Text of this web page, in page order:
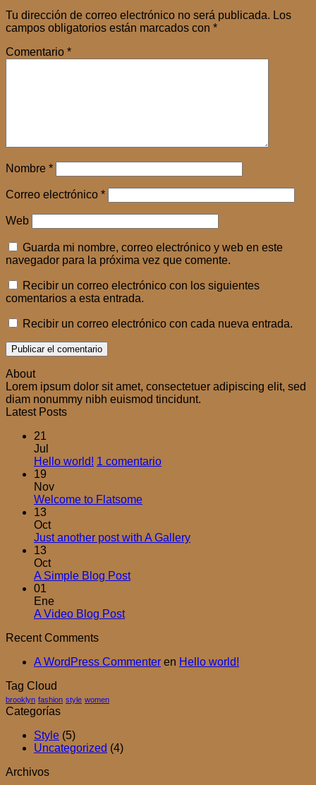
Tu dirección de correo electrónico no será publicada. Los
campos obligatorios están marcados con *
Comentario *
Nombre *
Correo electrónico *
Web
Guarda mi nombre, correo electrónico y web en este
navegador para la próxima vez que comente.
Recibir un correo electrónico con los siguientes
comentarios a esta entrada.
Recibir un correo electrónico con cada nueva entrada.
About
Lorem ipsum dolor sit amet, consectetuer adipiscing elit, sed
diam nonummy nibh euismod tincidunt.
Latest Posts
21
Jul
Hello world! 1 comentarioen
19
Nov
Welcome to FlatsomeNo
en
13
Oct
Just another post with A GalleryNo
13
Oct
A Simple Blog PostNo
Post
01
Ene
A Video Blog PostNo
A
Recent Comments
A WordPress Commenter en Hello world!
Tag Cloud
brooklyn fashion style women
Categorías
Style (5)
Uncategorized (4)
Archivos